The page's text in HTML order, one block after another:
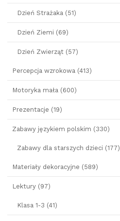
Dzień Strażaka (51)
Dzień Ziemi (69)
Dzień Zwierząt (57)
Percepcja wzrokowa (413)
Motoryka mała (600)
Prezentacje (19)
Zabawy językiem polskim (330)
Zabawy dla starszych dzieci (177)
Materiały dekoracyjne (589)
Lektury (97)
Klasa 1-3 (41)